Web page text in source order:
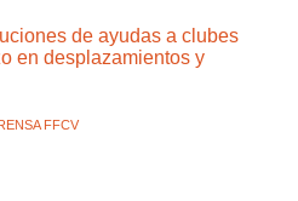
de ayudas a clubes
en desplazamientos y
FFCV